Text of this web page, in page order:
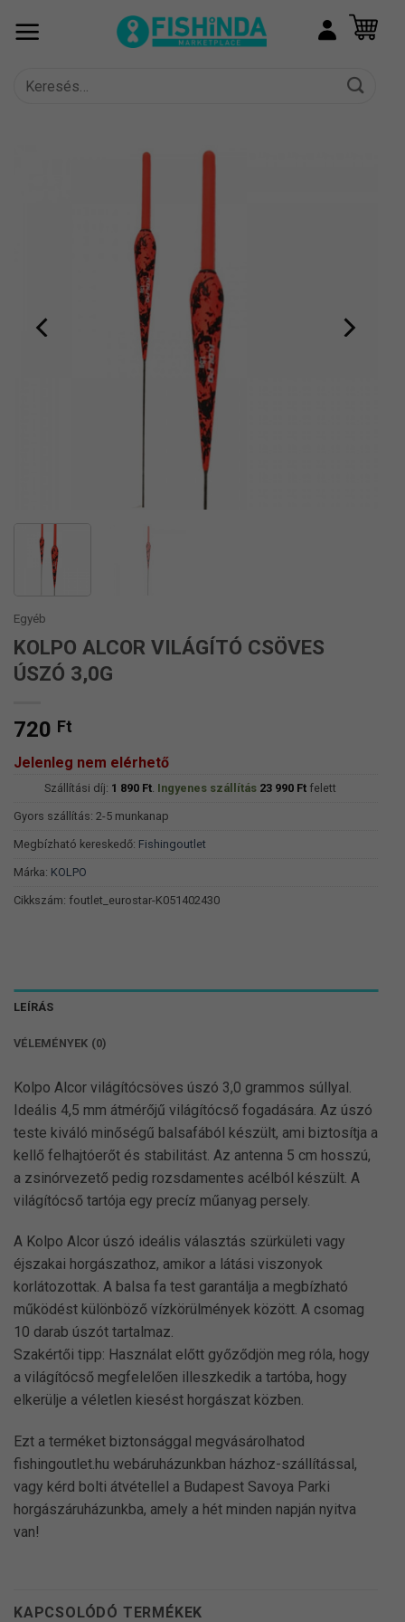
Keresés
Egyéb
KOLPO ALCOR VILÁGÍTÓ CSÖVES
ÚSZÓ 3,0G
720 Ft
Jelenleg nem elérhető
Szállítási díj: 1 890 Ft. Ingyenes szállítás 23 990 Ftfelett
Gyors szállítás: 2-5 munkanap
Megbízható kereskedő: Fishingoutlet
Márka: KOLPO
Cikkszám: foutlet_eurostar-K051402430
LEÍRÁS
VÉLEMÉNYEK (0)
Kolpo Alcor világítócsöves úszó 3,0 grammos súllyal.
Ideális 4,5 mm átmérőjű világítócső fogadására. Az úszó
teste kiváló minőségű balsafából készült, ami biztosítja a
kellő felhajtóerőt és stabilitást. Az antenna 5 cm hosszú,
a zsinórvezető pedig rozsdamentes acélból készült. A
világítócső tartója egy precíz műanyag persely.
A Kolpo Alcor úszó ideális választás szürkületi vagy
éjszakai horgászathoz, amikor a látási viszonyok
korlátozottak. A balsa fa test garantálja a megbízható
működést különböző vízkörülmények között. A csomag
10 darab úszót tartalmaz.
Szakértői tipp: Használat előtt győződjön meg róla, hogy
a világítócső megfelelően illeszkedik a tartóba, hogy
elkerülje a véletlen kiesést horgászat közben.
Ezt a terméket biztonsággal megvásárolhatod
fishingoutlet.hu webáruházunkban házhoz-szállítással,
vagy kérd bolti átvétellel a Budapest Savoya Parki
horgászáruházunkba, amely a hét minden napján nyitva
van!
KAPCSOLÓDÓ TERMÉKEK